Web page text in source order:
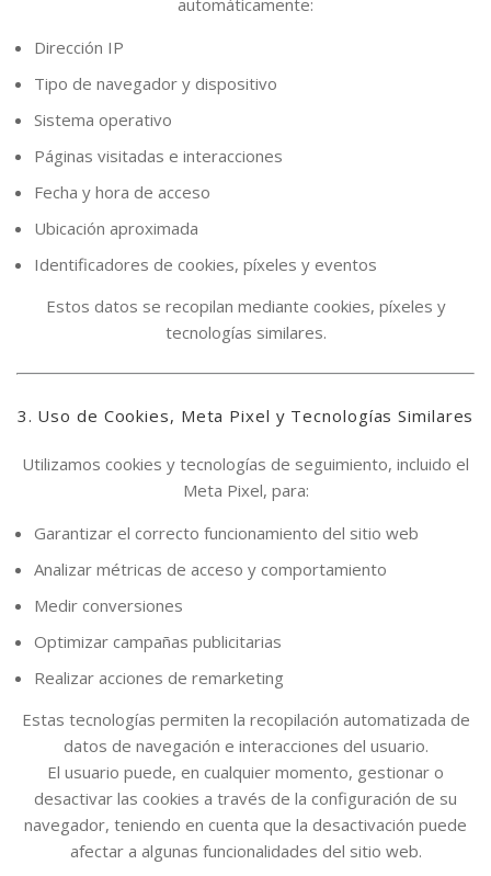
automáticamente:
Dirección IP
Tipo de navegador y dispositivo
Sistema operativo
Páginas visitadas e interacciones
Fecha y hora de acceso
Ubicación aproximada
Identificadores de cookies, píxeles y eventos
Estos datos se recopilan mediante cookies, píxeles y
tecnologías similares.
3. Uso de Cookies, Meta Pixel y Tecnologías Similares
Utilizamos cookies y tecnologías de seguimiento, incluido el
Meta Pixel, para:
Garantizar el correcto funcionamiento del sitio web
Analizar métricas de acceso y comportamiento
Medir conversiones
Optimizar campañas publicitarias
Realizar acciones de remarketing
Estas tecnologías permiten la recopilación automatizada de
datos de navegación e interacciones del usuario.
El usuario puede, en cualquier momento, gestionar o
desactivar las cookies a través de la configuración de su
navegador, teniendo en cuenta que la desactivación puede
afectar a algunas funcionalidades del sitio web.